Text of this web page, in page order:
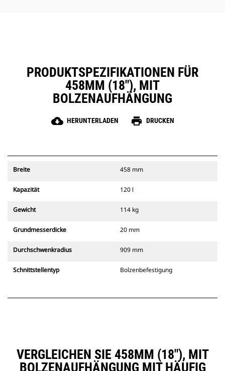
PRODUKTSPEZIFIKATIONEN FÜR
458MM (18″), MIT
BOLZENAUFHÄNGUNG
cloud_download HERUNTERLADEN print DRUCKEN
Breite 458 mm
Kapazität 120 l
Gewicht 114 kg
Grundmesserdicke 20 mm
Durchschwenkradius 909 mm
Schnittstellentyp Bolzenbefestigung
VERGLEICHEN SIE 458MM (18″), MIT
BOLZENAUFHÄNGUNG MIT HÄUFIG